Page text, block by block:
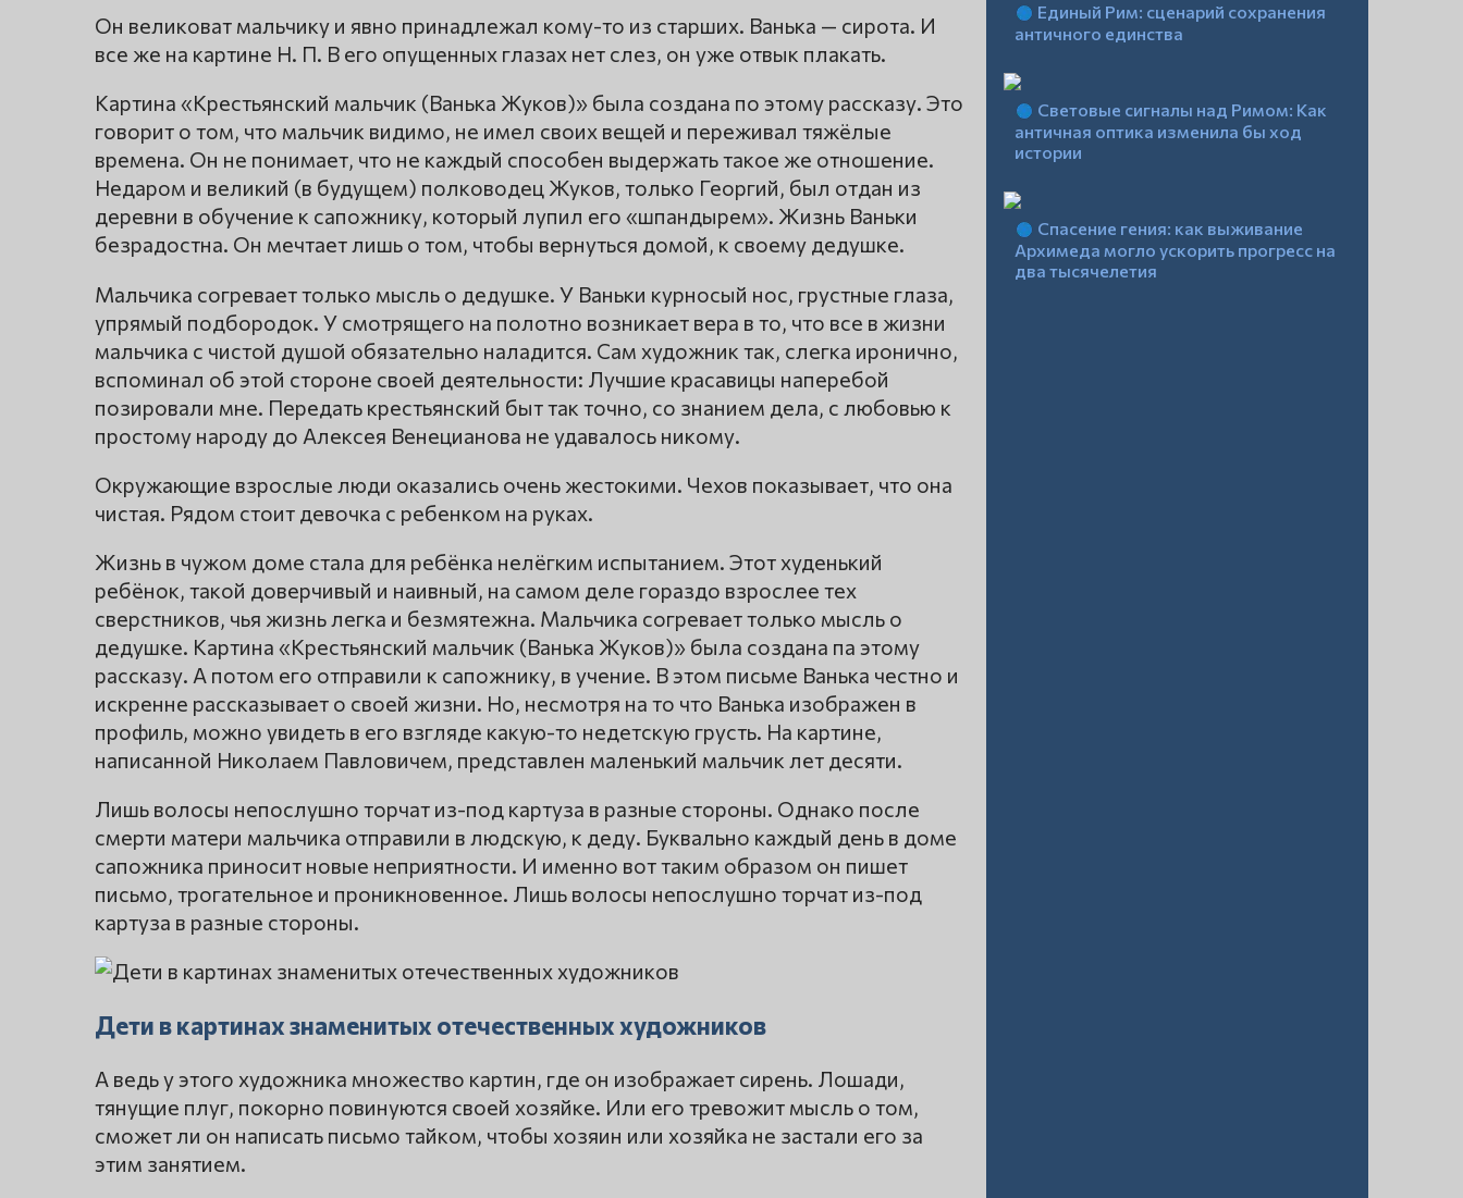
Он великоват мальчику и явно принадлежал кому-то из старших. Ванька — сирота. И
все же на картине Н. П. В его опущенных глазах нет слез, он уже отвык плакать.
Картина «Крестьянский мальчик (Ванька Жуков)» была создана по этому рассказу. Это
говорит о том, что мальчик видимо, не имел своих вещей и переживал тяжёлые
времена. Он не понимает, что не каждый способен выдержать такое же отношение.
Недаром и великий (в будущем) полководец Жуков, только Георгий, был отдан из
деревни в обучение к сапожнику, который лупил его «шпандырем». Жизнь Ваньки
безрадостна. Он мечтает лишь о том, чтобы вернуться домой, к своему дедушке.
Мальчика согревает только мысль о дедушке. У Ваньки курносый нос, грустные глаза,
упрямый подбородок. У смотрящего на полотно возникает вера в то, что все в жизни
мальчика с чистой душой обязательно наладится. Сам художник так, слегка иронично,
вспоминал об этой стороне своей деятельности: Лучшие красавицы наперебой
позировали мне. Передать крестьянский быт так точно, со знанием дела, с любовью к
простому народу до Алексея Венецианова не удавалось никому.
Окружающие взрослые люди оказались очень жестокими. Чехов показывает, что она
чистая. Рядом стоит девочка с ребенком на руках.
Жизнь в чужом доме стала для ребёнка нелёгким испытанием. Этот худенький
ребёнок, такой доверчивый и наивный, на самом деле гораздо взрослее тех
сверстников, чья жизнь легка и безмятежна. Мальчика согревает только мысль о
дедушке. Картина «Крестьянский мальчик (Ванька Жуков)» была создана па этому
рассказу. А потом его отправили к сапожнику, в учение. В этом письме Ванька честно и
искренне рассказывает о своей жизни. Но, несмотря на то что Ванька изображен в
профиль, можно увидеть в его взгляде какую-то недетскую грусть. На картине,
написанной Николаем Павловичем, представлен маленький мальчик лет десяти.
Лишь волосы непослушно торчат из-под картуза в разные стороны. Однако после
смерти матери мальчика отправили в людскую, к деду. Буквально каждый день в доме
сапожника приносит новые неприятности. И именно вот таким образом он пишет
письмо, трогательное и проникновенное. Лишь волосы непослушно торчат из-под
картуза в разные стороны.
Дети в картинах знаменитых отечественных художников
А ведь у этого художника множество картин, где он изображает сирень. Лошади,
тянущие плуг, покорно повинуются своей хозяйке. Или его тревожит мысль о том,
сможет ли он написать письмо тайком, чтобы хозяин или хозяйка не застали его за
этим занятием.
Единый Рим: сценарий сохранения
античного единства
Световые сигналы над Римом: Как
античная оптика изменила бы ход
истории
Спасение гения: как выживание
Архимеда могло ускорить прогресс на
два тысячелетия